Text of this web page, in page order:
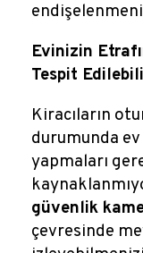
Evinizin
Tespit
Kiracıların
durumunda
yapmaları
güvenlik
çevresinde